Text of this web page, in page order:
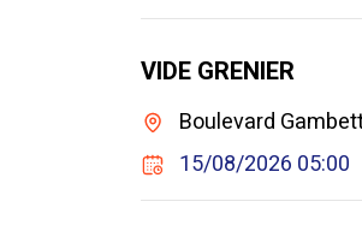
VIDE GRENIER
Boulevard
15/08/2026 05:00